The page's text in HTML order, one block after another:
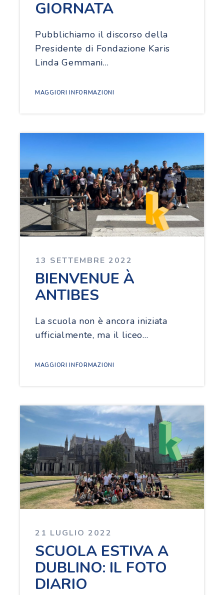
GIORNATA
Pubblichiamo il discorso della
Presidente di Fondazione Karis
Linda Gemmani…
MAGGIORI INFORMAZIONI
13 SETTEMBRE 2022
BIENVENUE À
ANTIBES
La scuola non è ancora iniziata
ufficialmente, ma il liceo…
MAGGIORI INFORMAZIONI
21 LUGLIO 2022
SCUOLA ESTIVA A
DUBLINO: IL FOTO
DIARIO